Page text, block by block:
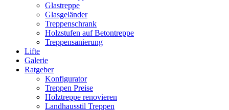
Glastreppe
Glasgeländer
Treppenschrank
Holzstufen auf Betontreppe
Treppensanierung
Lifte
Galerie
Ratgeber
Konfigurator
Treppen Preise
Holztreppe renovieren
Landhausstil Treppen